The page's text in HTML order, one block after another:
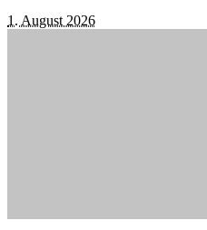
1. August 2026